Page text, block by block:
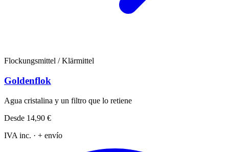
Flockungsmittel / Klärmittel
Goldenflok
Agua cristalina y un filtro que lo retiene
Desde 14,90 €
IVA inc. · + envío